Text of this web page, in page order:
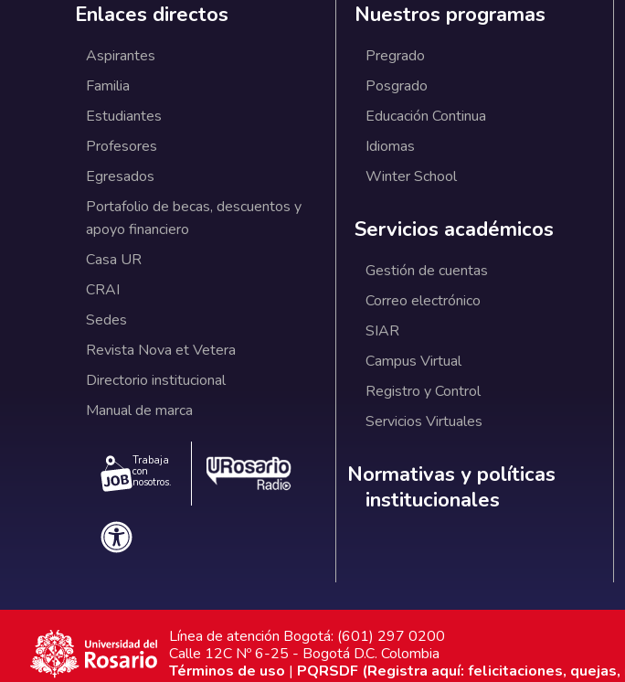
Enlaces directos
Aspirantes
Familia
Estudiantes
Profesores
Egresados
Portafolio de becas, descuentos y
apoyo financiero
Casa UR
CRAI
Sedes
Revista Nova et Vetera
Directorio institucional
Manual de marca
Trabaja
con
nosotros.
Nuestros programas
Pregrado
Posgrado
Educación Continua
Idiomas
Winter School
Servicios académicos
Gestión de cuentas
Correo electrónico
SIAR
Campus Virtual
Registro y Control
Servicios Virtuales
Normativas y políticas
Normativas y políticas
institucionales
Línea de atención Bogotá: (601) 297 0200
Calle 12C Nº 6-25 - Bogotá D.C. Colombia
Términos de uso | PQRSDF (Registra aquí: felicitaciones,